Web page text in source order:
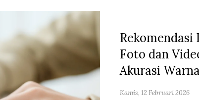
Foto dan
Akurasi
Kamis, 12 Februari 2026